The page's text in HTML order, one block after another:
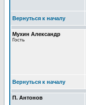
Вернуться к началу
Мухин Александр
Гость
Вернуться к началу
П. Антонов